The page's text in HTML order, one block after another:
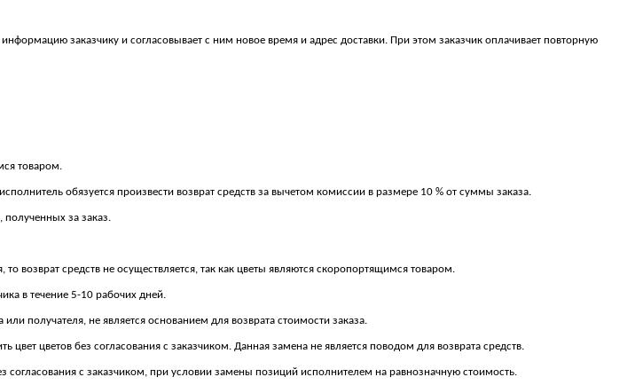
заказчику и согласовывает с ним новое время и адрес доставки. При этом заказчик оплачивает повторную
товаром.
обязуется произвести возврат средств за вычетом комиссии в размере 10 % от суммы заказа.
полученных за заказ.
возврат средств не осуществляется, так как цветы являются скоропортящимся товаром.
в течение 5-10 рабочих дней.
получателя, не является основанием для возврата стоимости заказа.
цветов без согласования с заказчиком. Данная замена не является поводом для возврата средств.
с заказчиком, при условии замены позиций исполнителем на равнозначную стоимость.